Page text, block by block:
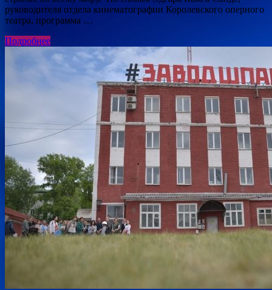
руководителя отдела кинематографии Королевского оперного
театра, программа …
Подробнее